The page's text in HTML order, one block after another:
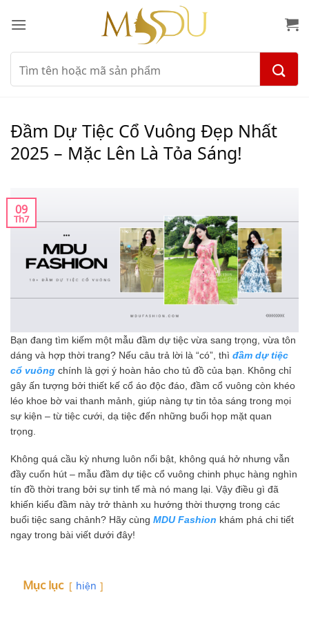
qua
dungTìm
kiếm:
Đầm Dự Tiệc Cổ Vuông Đẹp Nhất
2025 – Mặc Lên Là Tỏa Sáng!
09
Th7
Bạn đang tìm kiếm một mẫu đầm dự tiệc vừa sang trọng, vừa tôn
dáng và hợp thời trang? Nếu câu trả lời là “có”, thì đầm dự tiệc
cổ vuông chính là gợi ý hoàn hảo cho tủ đồ của bạn. Không chỉ
gây ấn tượng bởi thiết kế cổ áo độc đáo, đầm cổ vuông còn khéo
léo khoe bờ vai thanh mảnh, giúp nàng tự tin tỏa sáng trong mọi
sự kiện – từ tiệc cưới, dạ tiệc đến những buổi họp mặt quan
trọng.
Không quá cầu kỳ nhưng luôn nổi bật, không quá hở nhưng vẫn
đầy cuốn hút – mẫu đầm dự tiệc cổ vuông chinh phục hàng nghìn
tín đồ thời trang bởi sự tinh tế mà nó mang lại. Vậy điều gì đã
khiến kiểu đầm này trở thành xu hướng thời thượng trong các
buổi tiệc sang chảnh? Hãy cùng MDU Fashion khám phá chi tiết
ngay trong bài viết dưới đây!
Mục lục hiện